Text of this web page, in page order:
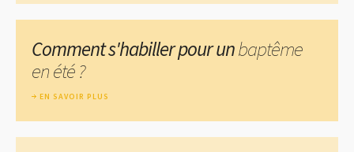
Comment s'habiller pour unbaptême
en été ?
EN SAVOIR PLUS